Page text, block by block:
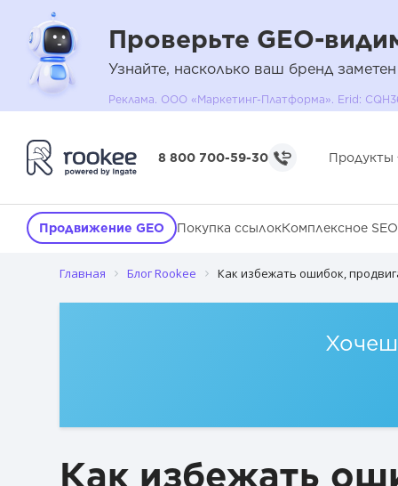
Проверьте GEO-
Узнайте, насколько ваш бренд
Реклама. ООО «Маркетинг-Платформа». Erid:
8 800 700-59-30 Продукты
Продвижение GEO Покупка ссылокКомплексное SEO
Главная Блог Rookee Как избежать ошибок,
Как избежать